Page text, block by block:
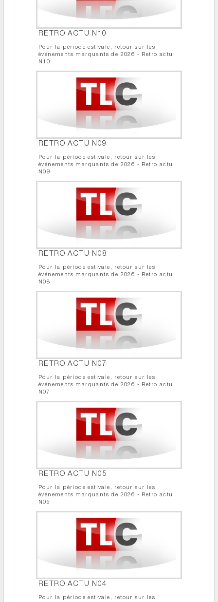
RETRO ACTU N10
Pour la période estivale, retour sur les
événements marquants de 2026 - Retro actu
N10
RETRO ACTU N09
Pour la période estivale, retour sur les
événements marquants de 2026 - Retro actu
N09
RETRO ACTU N08
Pour la période estivale, retour sur les
événements marquants de 2026 - Retro actu
N08
RETRO ACTU N07
Pour la période estivale, retour sur les
événements marquants de 2026 - Retro actu
N07
RETRO ACTU N05
Pour la période estivale, retour sur les
événements marquants de 2026 - Retro actu
N05
RETRO ACTU N04
Pour la période estivale, retour sur les